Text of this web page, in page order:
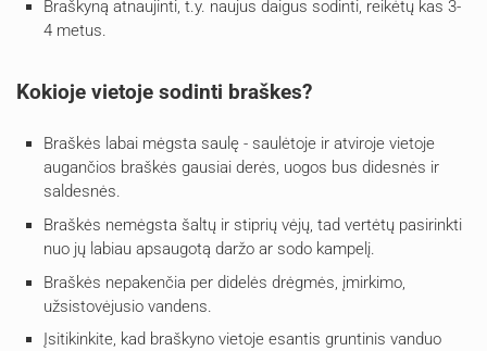
Braškyną atnaujinti, t.y. naujus daigus sodinti, reikėtų kas 3-
4 metus.
Kokioje vietoje sodinti braškes?
Braškės labai mėgsta saulę - saulėtoje ir atviroje vietoje
augančios braškės gausiai derės, uogos bus didesnės ir
saldesnės.
Braškės nemėgsta šaltų ir stiprių vėjų, tad vertėtų pasirinkti
nuo jų labiau apsaugotą daržo ar sodo kampelį.
Braškės nepakenčia per didelės drėgmės, įmirkimo,
užsistovėjusio vandens.
Įsitikinkite, kad braškyno vietoje esantis gruntinis vanduo